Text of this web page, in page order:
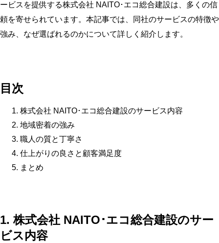
ービスを提供する株式会社 NAITO･エコ総合建設は、多くの信
頼を寄せられています。本記事では、同社のサービスの特徴や
強み、なぜ選ばれるのかについて詳しく紹介します。
目次
株式会社 NAITO･エコ総合建設のサービス内容
地域密着の強み
職人の質と丁寧さ
仕上がりの良さと顧客満足度
まとめ
1. 株式会社 NAITO･エコ総合建設のサー
ビス内容